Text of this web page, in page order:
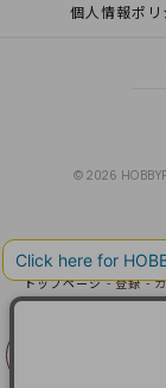
個人情報ポリ
© 2026
トップページ 登録